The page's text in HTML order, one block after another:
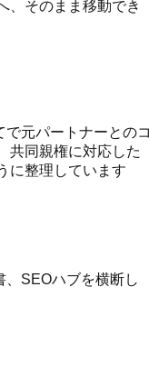
、そのまま移動でき
元パートナーとのコ
共同親権に対応した
に整理しています
SEOハブを横断し